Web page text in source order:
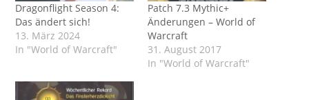
Dragonflight Season 4:
Das ändert sich!
13. März 2024
In "World of Warcraft"
Patch 7.3 Mythic+
Änderungen – World of
Warcraft
31. August 2017
In "World of Warcraft"